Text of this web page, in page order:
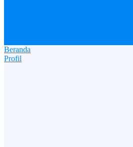
Beranda
Profil